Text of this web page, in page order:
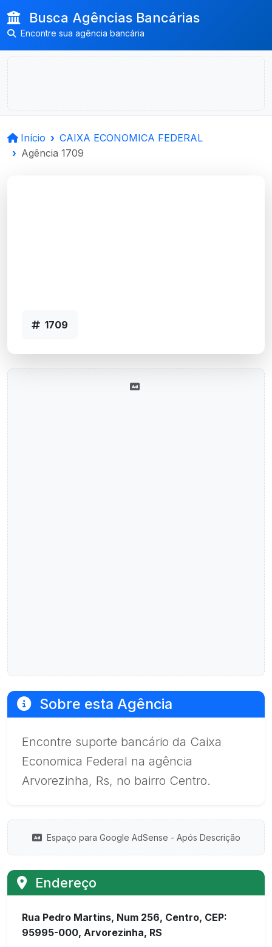
Busca Agências Bancárias
Encontre sua agência bancária
Início
CAIXA ECONOMICA FEDERAL
Agência 1709
1709
Sobre esta Agência
Encontre suporte bancário da Caixa
Economica Federal na agência
Arvorezinha, Rs, no bairro Centro.
Espaço para Google AdSense - Após Descrição
Endereço
Rua Pedro Martins, Num 256, Centro, CEP:
95995-000, Arvorezinha, RS